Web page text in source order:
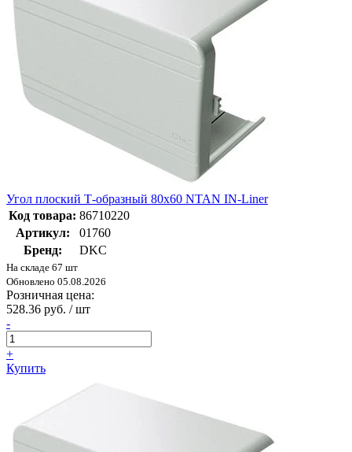
Угол плоский Т-образный 80x60 NTAN IN-Liner
Код товара: 86710220
Артикул:
01760
Бренд:
DKC
На складе 67 шт
Обновлено 05.08.2026
Розничная цена:
528.36 руб. / шт
-
+
Купить